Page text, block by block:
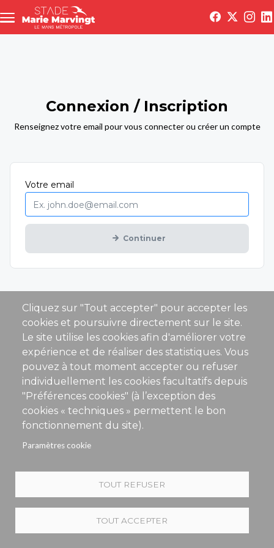
Aller au contenu principal
Connexion / Inscription
Renseignez votre email pour vous connecter ou créer un compte
Votre email
Continuer
Cliquez sur "Tout accepter" pour accepter les
cookies et poursuivre directement sur le site.
Le site utilise les cookies afin d'améliorer votre
expérience et de réaliser des statistiques. Vous
pouvez à tout moment accepter ou refuser
individuellement les cookies facultatifs depuis
"Préférences cookies" (à l’exception des
cookies « techniques » permettent le bon
fonctionnement du site).
Paramètres cookie
TOUT REFUSER
TOUT ACCEPTER
Menu
footer
Conditions Générales de Vente
Gérer mes cookies
Mentions Légales
Foire aux questions